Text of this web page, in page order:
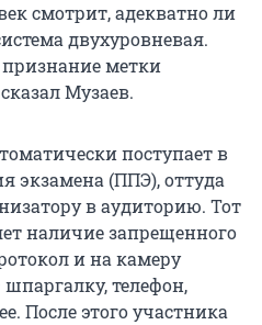
смотрит, адекватно ли
двухуровневая.
метки
Музаев.
поступает в
экзамена (ППЭ), оттуда
в аудиторию. Тот
наличие запрещенного
и на камеру
телефон,
После этого участника